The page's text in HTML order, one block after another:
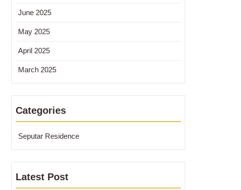
June 2025
May 2025
April 2025
March 2025
Categories
Seputar Residence
Latest Post